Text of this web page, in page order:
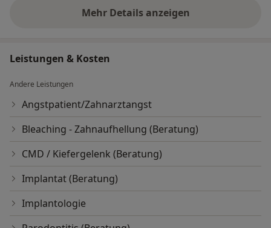
Mehr Details anzeigen
über Erfahrungen
Leistungen & Kosten
Andere Leistungen
Angstpatient/Zahnarztangst
Bleaching - Zahnaufhellung (Beratung)
CMD / Kiefergelenk (Beratung)
Implantat (Beratung)
Implantologie